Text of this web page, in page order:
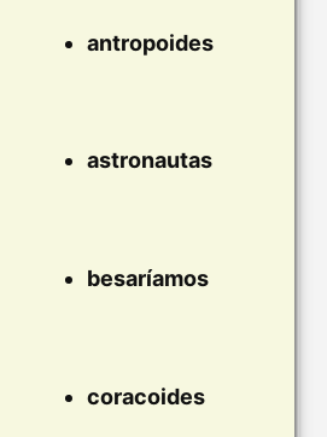
antropoides
astronautas
besaríamos
coracoides